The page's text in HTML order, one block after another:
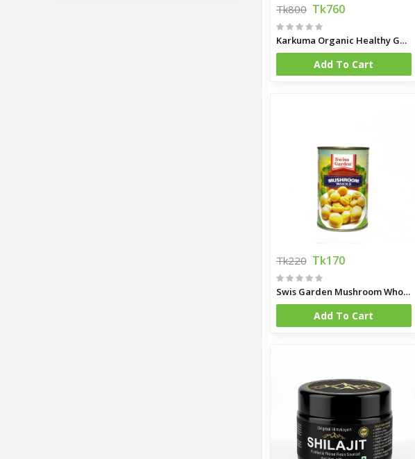
Tk800 Tk760
Karkuma Organic Healthy Gut 400 ml
Add To Cart
Tk220 Tk170
Swis Garden Mushroom Whole 400g
Add To Cart